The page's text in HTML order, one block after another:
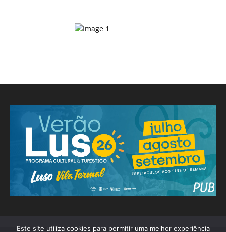
Este site utiliza cookies para permitir uma melhor experiência